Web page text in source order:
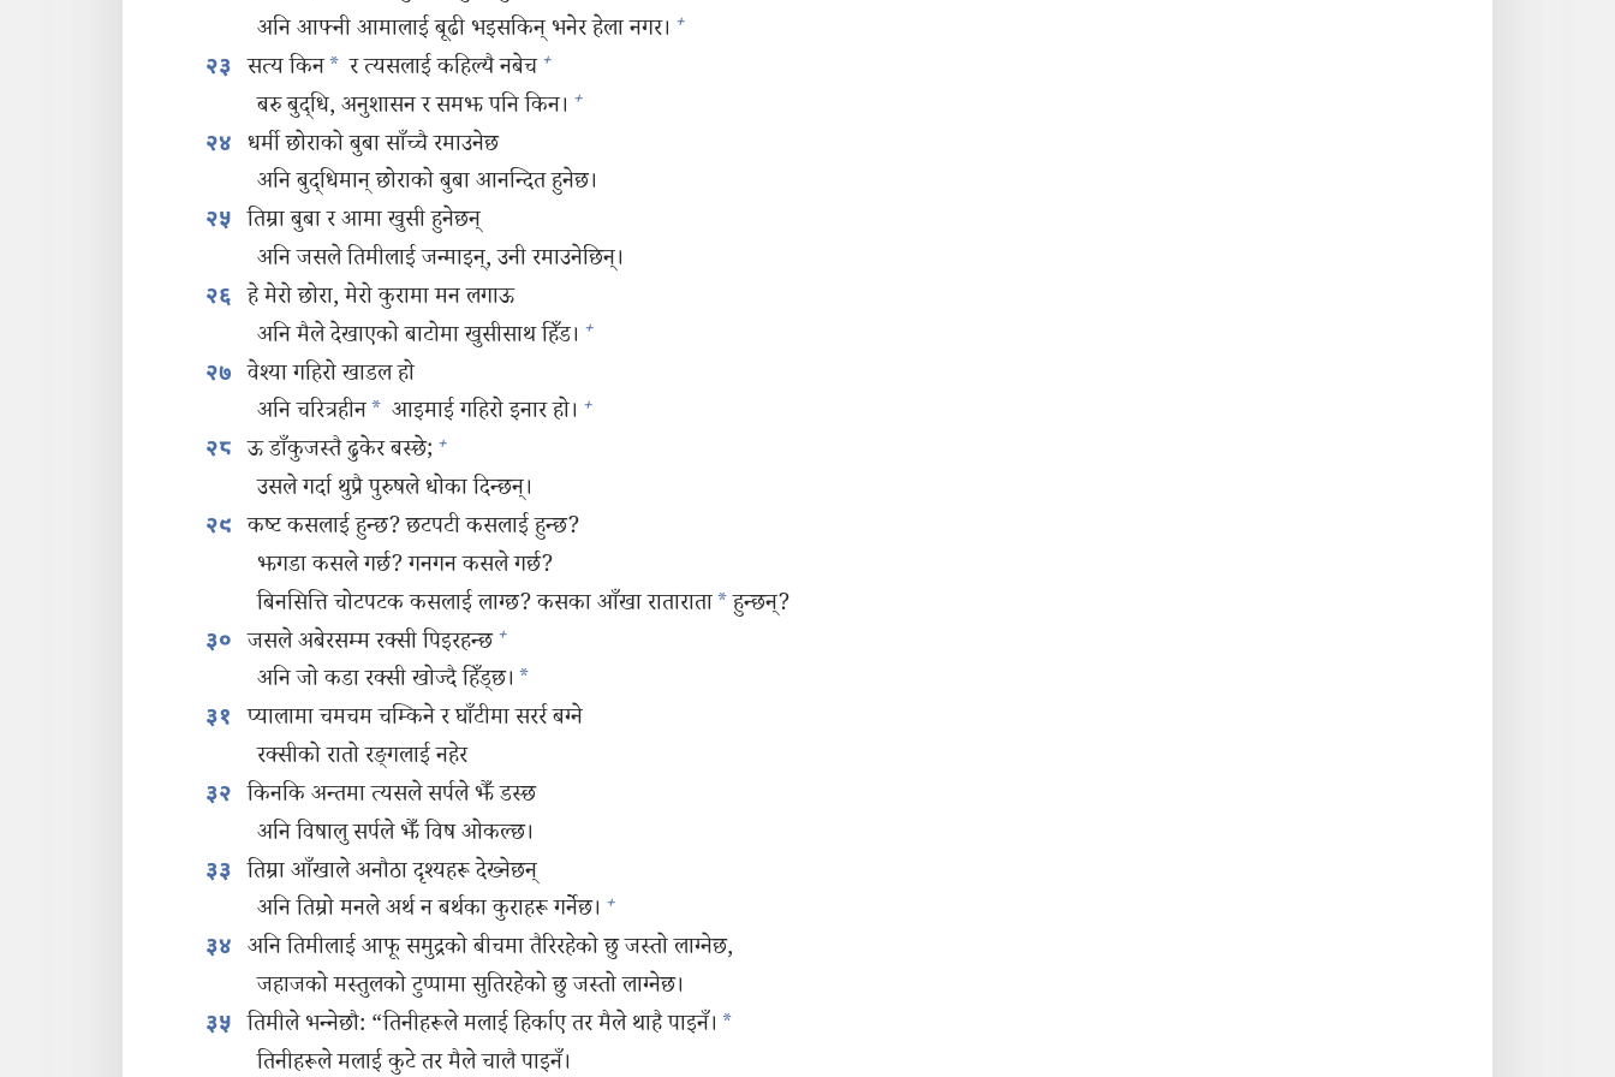
अनि आफ्नी आमालाई बूढी भइसकिन्‌ भनेर हेला नगर। +
२३ सत्य किन* र त्यसलाई कहिल्यै नबेच +
बरु बुद्धि, अनुशासन र समझ पनि किन। +
२४ धर्मी छोराको बुबा साँच्चै रमाउनेछ
अनि बुद्धिमान्‌ छोराको बुबा आनन्दित हुनेछ।
२५ तिम्रा बुबा र आमा खुसी हुनेछन्‌
अनि जसले तिमीलाई जन्माइन्‌, उनी रमाउनेछिन्‌।
२६ हे मेरो छोरा, मेरो कुरामा मन लगाऊ
अनि मैले देखाएको बाटोमा खुसीसाथ हिँड। +
२७ वेश्‍या गहिरो खाडल हो
अनि चरित्रहीन* आइमाई गहिरो इनार हो। +
२८ ऊ डाँकुजस्तै ढुकेर बस्छे; +
उसले गर्दा थुप्रै पुरुषले धोका दिन्छन्‌।
२९ कष्ट कसलाई हुन्छ? छटपटी कसलाई हुन्छ?
झगडा कसले गर्छ? गनगन कसले गर्छ?
बिनसित्ति चोटपटक कसलाई लाग्छ? कसका आँखा राताराता*हुन्छन्‌?
३० जसले अबेरसम्म रक्सी पिइरहन्छ +
अनि जो कडा रक्सी खोज्दै हिँड्‌छ। *
३१ प्यालामा चमचम चम्किने र घाँटीमा सरर्र बग्ने
रक्सीको रातो रङ्‌गलाई नहेर
३२ किनकि अन्तमा त्यसले सर्पले झैँ डस्छ
अनि विषालु सर्पले झैँ विष ओकल्छ।
३३ तिम्रा आँखाले अनौठा दृश्‍यहरू देख्नेछन्‌
अनि तिम्रो मनले अर्थ न बर्थका कुराहरू गर्नेछ। +
३४ अनि तिमीलाई आफू समुद्रको बीचमा तैरिरहेको छु जस्तो लाग्नेछ,
जहाजको मस्तुलको टुप्पामा सुतिरहेको छु जस्तो लाग्नेछ।
३५ तिमीले भन्‍नेछौ: “तिनीहरूले मलाई हिर्काए तर मैले थाहै पाइनँ। *
तिनीहरूले मलाई कुटे तर मैले चालै पाइनँ।